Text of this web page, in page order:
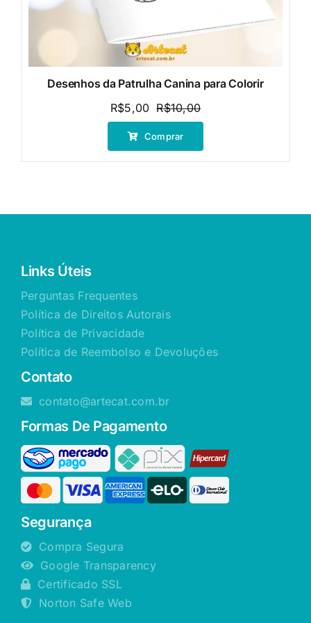
Desenhos da Patrulha Canina para Colorir
R$10,00O
preço
era:
R$5,00
O
preço
é:
Comprar
Links Úteis
Perguntas Frequentes
Política de Direitos Autorais
Política de Privacidade
Política de Reembolso e Devoluções
Contato
contato@artecat.com.br
Formas De Pagamento
Segurança
Compra Segura
Google Transparency
Certificado SSL
Norton Safe Web